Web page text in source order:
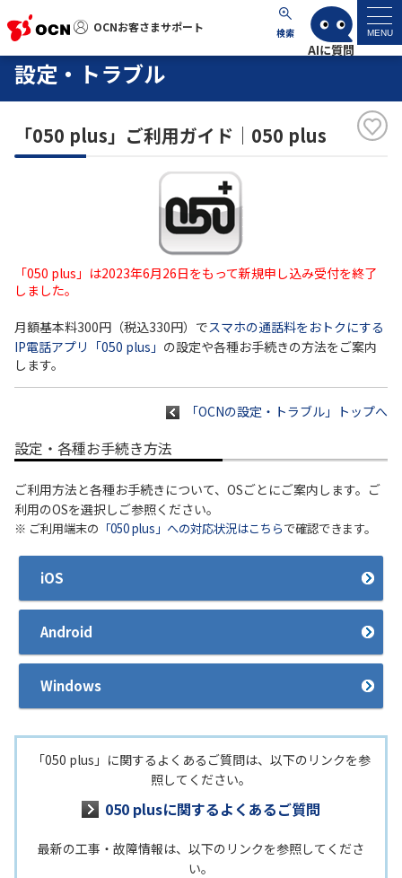
OCNお客さまサポート 検索 MENU
OCNお客さまサポート
サポートトップ
サービス名から探す
各種ダウンロード
お問い合わせ
履歴・お気に入り
お知らせ サポートサイトの使い方
NTTドコモビジネスのお客さ
まはこちら
工事・故障情報通知
サービス
OCN サービス一覧
設定・トラブル
「050 plus」ご利用ガイド｜050 plus
「050 plus」は2023年6月26日をもって新規申し込み受付を終了
しました。
月額基本料300円（税込330円）でスマホの通話料をおトクにする
IP電話アプリ「050 plus」 の設定や各種お手続きの方法をご案内
します。
「OCNの設定・トラブル」トップへ
設定・各種お手続き方法
ご利用方法と各種お手続きについて、OSごとにご案内します。ご
利用のOSを選択しご参照ください。
※ ご利用端末の 「050 plus」への対応状況はこちらで確認できます。
iOS
Android
Windows
「050 plus」に関するよくあるご質問は、以下のリンクを参
照してください。
050 plusに関するよくあるご質問
最新の工事・故障情報は、以下のリンクを参照してくださ
い。